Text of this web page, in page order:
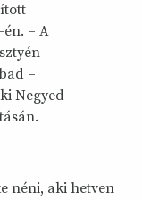
– A
–
Negyed
néni, aki hetven